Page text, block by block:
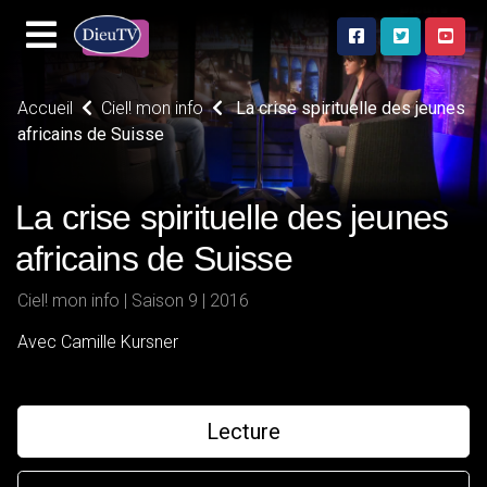
Accueil Ciel! mon info
La crise spirituelle des jeunes
africains de Suisse
La crise spirituelle des jeunes
africains de Suisse
Ciel! mon info | Saison 9 | 2016
Avec Camille Kursner
Lecture